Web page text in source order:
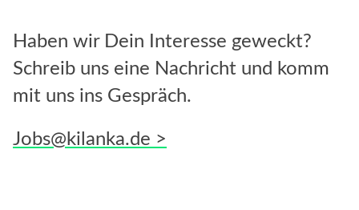
Haben wir Dein Interesse geweckt?
Schreib uns eine Nachricht und komm
mit uns ins Gespräch.
Jobs@kilanka.de >